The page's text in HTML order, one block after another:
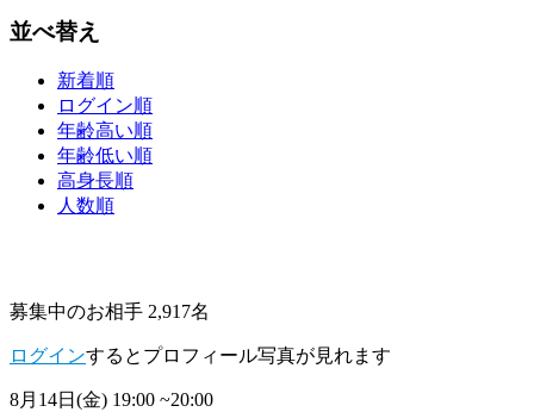
並べ替え
新着順
ログイン順
年齢高い順
年齢低い順
高身長順
人数順
募集中のお相手 2,917名
ログインするとプロフィール写真が見れます
8月14日(金) 19:00 ~20:00